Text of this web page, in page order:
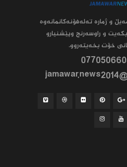
و ژماره‌ ته‌له‌فۆنه‌کانمانه‌وه‌
و راوسه‌رنج وپێشنیارو
خۆت بخه‌یته‌روو.